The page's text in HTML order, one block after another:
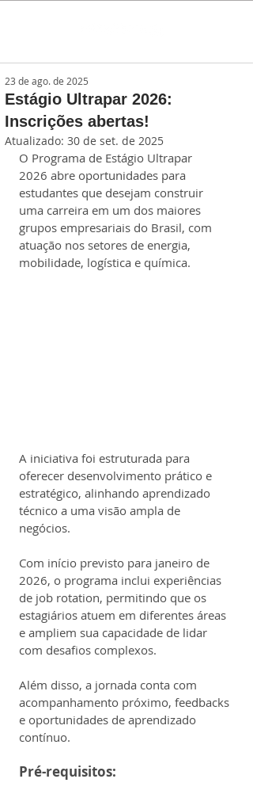
Estágio Ultrapar 2026:
Inscrições abertas!
23 de ago. de 2025
Atualizado: 30 de set. de 2025
O Programa de Estágio Ultrapar
2026 abre oportunidades para
estudantes que desejam construir
uma carreira em um dos maiores
grupos empresariais do Brasil, com
atuação nos setores de energia,
mobilidade, logística e química.
A iniciativa foi estruturada para
oferecer desenvolvimento prático e
estratégico, alinhando aprendizado
técnico a uma visão ampla de
negócios.
Com início previsto para janeiro de
2026, o programa inclui experiências
de job rotation, permitindo que os
estagiários atuem em diferentes áreas
e ampliem sua capacidade de lidar
com desafios complexos.
Além disso, a jornada conta com
acompanhamento próximo, feedbacks
e oportunidades de aprendizado
contínuo.
Pré-requisitos: